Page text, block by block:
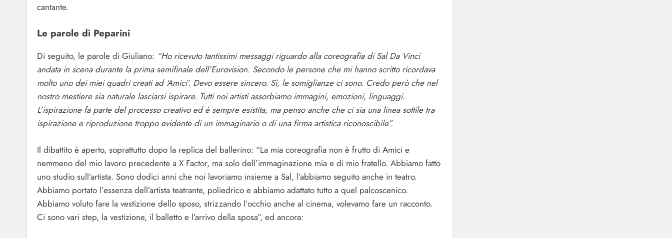
cantante.
Le parole di Peparini
Di seguito, le parole di Giuliano: “Ho ricevuto tantissimi messaggi riguardo alla coreografia di Sal Da Vinci
andata in scena durante la prima semifinale dell’Eurovision. Secondo le persone che mi hanno scritto ricordava
molto uno dei miei quadri creati ad ‘Amici’. Devo essere sincero. Sì, le somiglianze ci sono. Credo però che nel
nostro mestiere sia naturale lasciarsi ispirare. Tutti noi artisti assorbiamo immagini, emozioni, linguaggi.
L’ispirazione fa parte del processo creativo ed è sempre esistita, ma penso anche che ci sia una linea sottile tra
ispirazione e riproduzione troppo evidente di un immaginario o di una firma artistica riconoscibile”.
Il dibattito è aperto, soprattutto dopo la replica del ballerino: “La mia coreografia non è frutto di Amici e
nemmeno del mio lavoro precedente a X Factor, ma solo dell’immaginazione mia e di mio fratello. Abbiamo fatto
uno studio sull’artista. Sono dodici anni che noi lavoriamo insieme a Sal, l’abbiamo seguito anche in teatro.
Abbiamo portato l’essenza dell’artista teatrante, poliedrico e abbiamo adattato tutto a quel palcoscenico.
Abbiamo voluto fare la vestizione dello sposo, strizzando l’occhio anche al cinema, volevamo fare un racconto.
Ci sono vari step, la vestizione, il balletto e l’arrivo della sposa”, ed ancora: